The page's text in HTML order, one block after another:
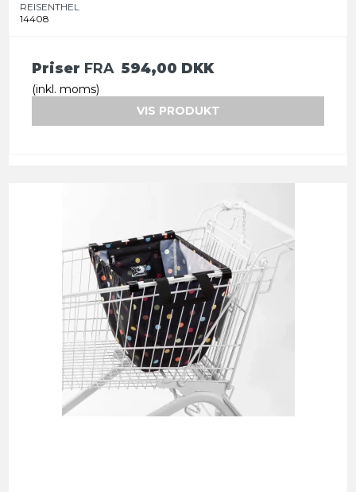
REISENTHEL
14408
Priser FRA 594,00 DKK
(inkl. moms)
VIS PRODUKT